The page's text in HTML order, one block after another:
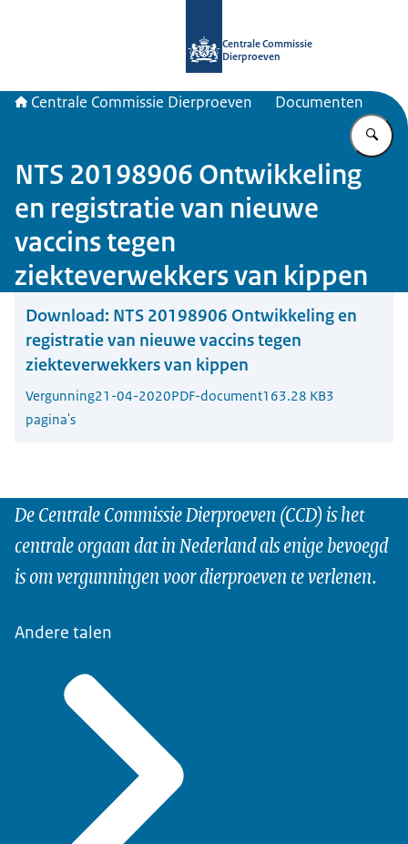
Centrale Commissie
Dierproeven
Centrale Commissie Dierproeven Documenten
NTS 20198906 Ontwikkeling
en registratie van nieuwe
vaccins tegen
ziekteverwekkers van kippen
Download: NTS 20198906 Ontwikkeling en
registratie van nieuwe vaccins tegen
ziekteverwekkers van kippen
Vergunning21-04-2020PDF-document163.28 KB3
pagina's
De Centrale Commissie Dierproeven (CCD) is het
centrale orgaan dat in Nederland als enige bevoegd
is om vergunningen voor dierproeven te verlenen.
Andere talen